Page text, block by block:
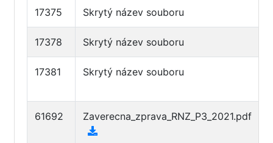
17375 Skrytý název souboru
17378 Skrytý název souboru
17381 Skrytý název souboru
61692 Zaverecna_zprava_RNZ_P3_2021.pdf